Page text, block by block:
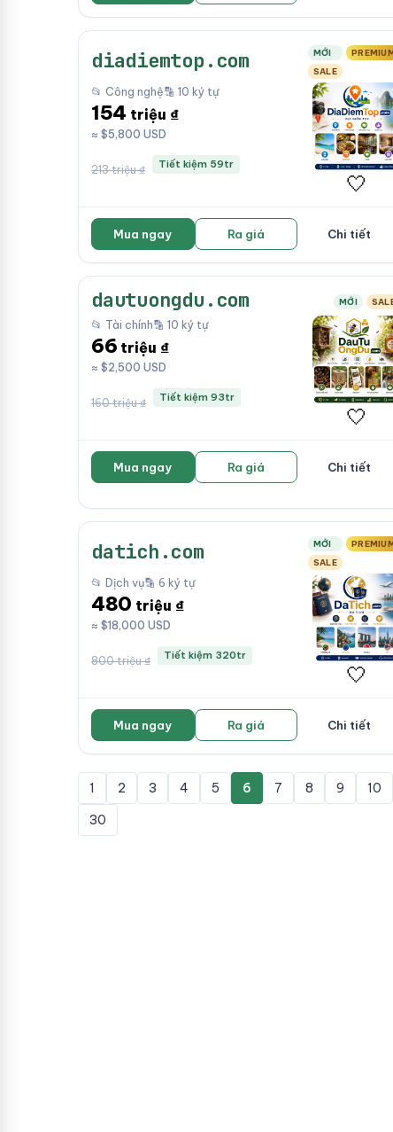
diadiemtop.com MỚI
SALE
📂 Công nghệ🔡 10 ký tự
154 triệu ₫
≈ $5,800 USD
213 triệu ₫ Tiết kiệm 59tr
🤍
Mua ngay Ra giá Chi tiết
dautuongdu.com MỚI
📂 Tài chính🔡 10 ký tự
66 triệu ₫
≈ $2,500 USD
160 triệu ₫ Tiết kiệm 93tr
🤍
Mua ngay Ra giá Chi tiết
datich.com MỚI
SALE
📂 Dịch vụ🔡 6 ký tự
480 triệu ₫
≈ $18,000 USD
800 triệu ₫ Tiết kiệm 320tr
🤍
Mua ngay Ra giá Chi tiết
1 2 3 4 5 6 7 8 9 10
30